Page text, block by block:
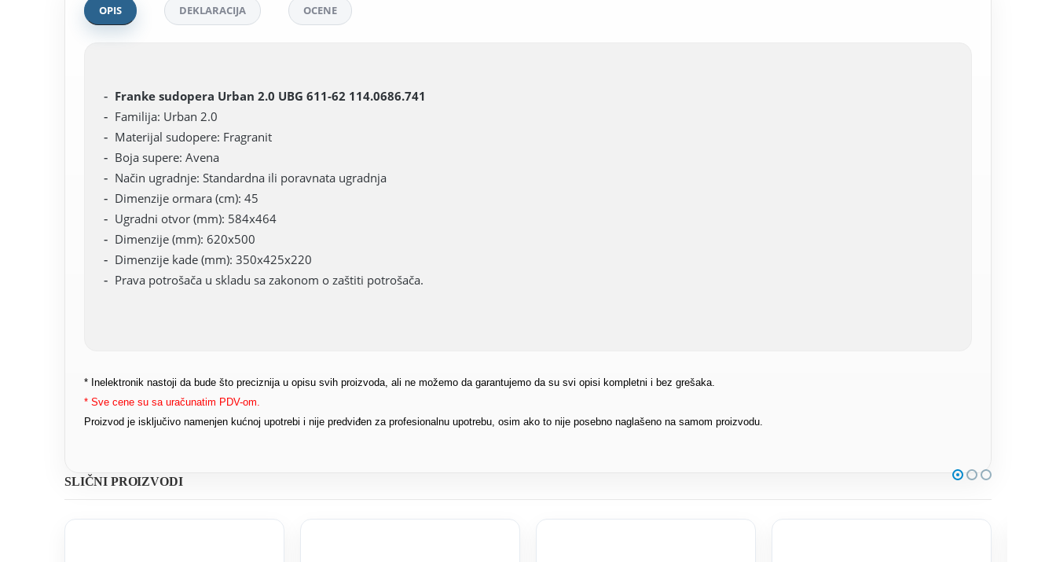
OPIS DEKLARACIJA OCENE
Franke sudopera Urban 2.0 UBG 611-62 114.0686.741
Familija: Urban 2.0
Materijal sudopere: Fragranit
Boja supere: Avena
Način ugradnje: Standardna ili poravnata ugradnja
Dimenzije ormara (cm): 45
Ugradni otvor (mm): 584x464
Dimenzije (mm): 620x500
Dimenzije kade (mm): 350x425x220
Prava potrošača u skladu sa zakonom o zaštiti potrošača.
* Inelektronik nastoji da bude što preciznija u opisu svih proizvoda, ali ne možemo da garantujemo da su svi opisi kompletni i bez grešaka.
* Sve cene su sa uračunatim PDV-om.
Proizvod je isključivo namenjen kućnoj upotrebi i nije predviđen za profesionalnu upotrebu, osim ako to nije posebno naglašeno na samom proizvodu.
SLIČNI PROIZVODI